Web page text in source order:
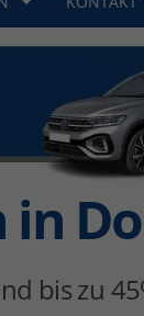
in
bis zu